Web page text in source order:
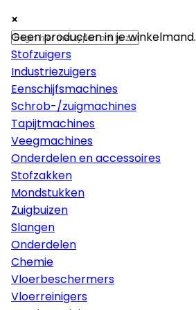
×
Machines
Stofzuigers
Industriezuigers
Eenschijfsmachines
Schrob-/zuigmachines
Tapijtmachines
Veegmachines
Onderdelen en accessoires
Stofzakken
Mondstukken
Zuigbuizen
Slangen
Onderdelen
Chemie
Vloerbeschermers
Vloerreinigers
×
×
Geen producten in je winkelmand.